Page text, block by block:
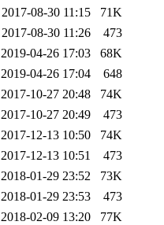
2017-08-30 11:15
71K
2017-08-30 11:26
473
2019-04-26 17:03
68K
2019-04-26 17:04
648
2017-10-27 20:48
74K
2017-10-27 20:49
473
2017-12-13 10:50
74K
2017-12-13 10:51
473
2018-01-29 23:52
73K
2018-01-29 23:53
473
2018-02-09 13:20
77K